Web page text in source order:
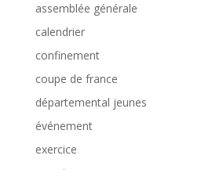
assemblée générale
calendrier
confinement
coupe de france
départemental jeunes
événement
exercice